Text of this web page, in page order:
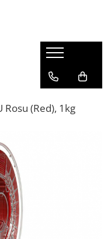
Rosu (Red), 1kg